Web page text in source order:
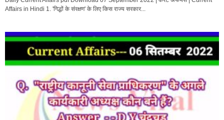
Affairs in Hindi 1. 'गिद्धों के संरक्षण' के लिए किस राज्य सरकार...